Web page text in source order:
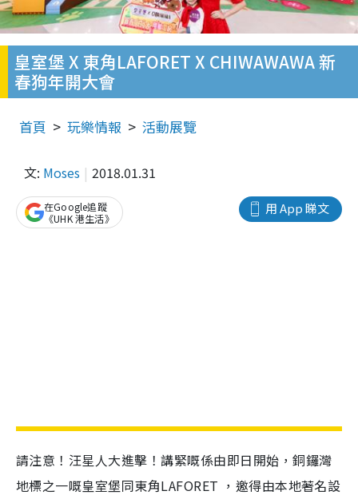
皇室堡 X 東角LAFORET X CHIWAWAWA 新
春狗年開大會
首頁 玩樂情報 活動展覽
文: Moses 2018.01.31
用 App 睇文
在Google追蹤
《UHK 港生活》
請注意！汪星人大進擊！講緊嘅係由即日開始，銅鑼灣
地標之一嘅皇室堡同東角LAFORET ，邀得由本地著名設